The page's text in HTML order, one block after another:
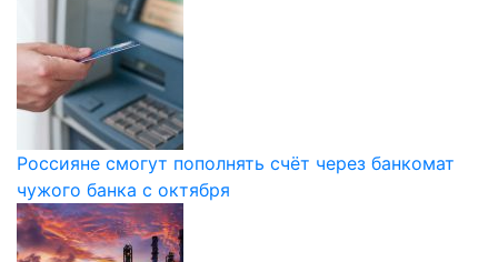
Россияне смогут пополнять счёт через банкомат
чужого банка с октября